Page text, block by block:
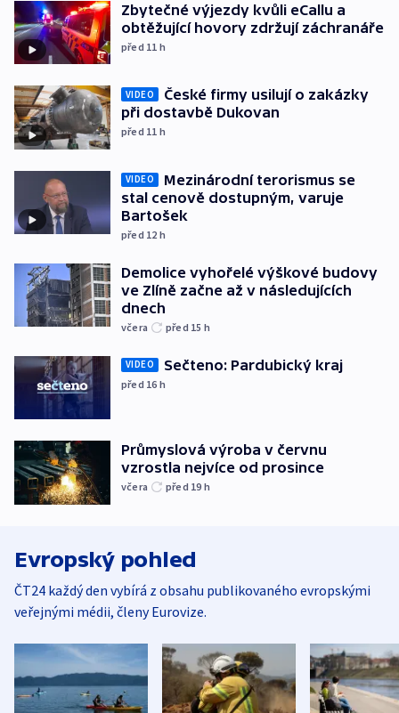
Zbytečné výjezdy kvůli eCallu a
obtěžující hovory zdržují záchranáře
před 11 h
VIDEO
České firmy usilují o zakázky
při dostavbě Dukovan
před 11 h
VIDEO
Mezinárodní terorismus se
stal cenově dostupným, varuje
Bartošek
před 12 h
Demolice vyhořelé výškové budovy
ve Zlíně začne až v následujících
dnech
včera před 15 h
VIDEO Sečteno: Pardubický kraj
před 16 h
Průmyslová výroba v červnu
vzrostla nejvíce od prosince
včera před 19 h
Evropský pohled
ČT24 každý den vybírá z obsahu publikovaného evropskými
veřejnými médii, členy Eurovize.